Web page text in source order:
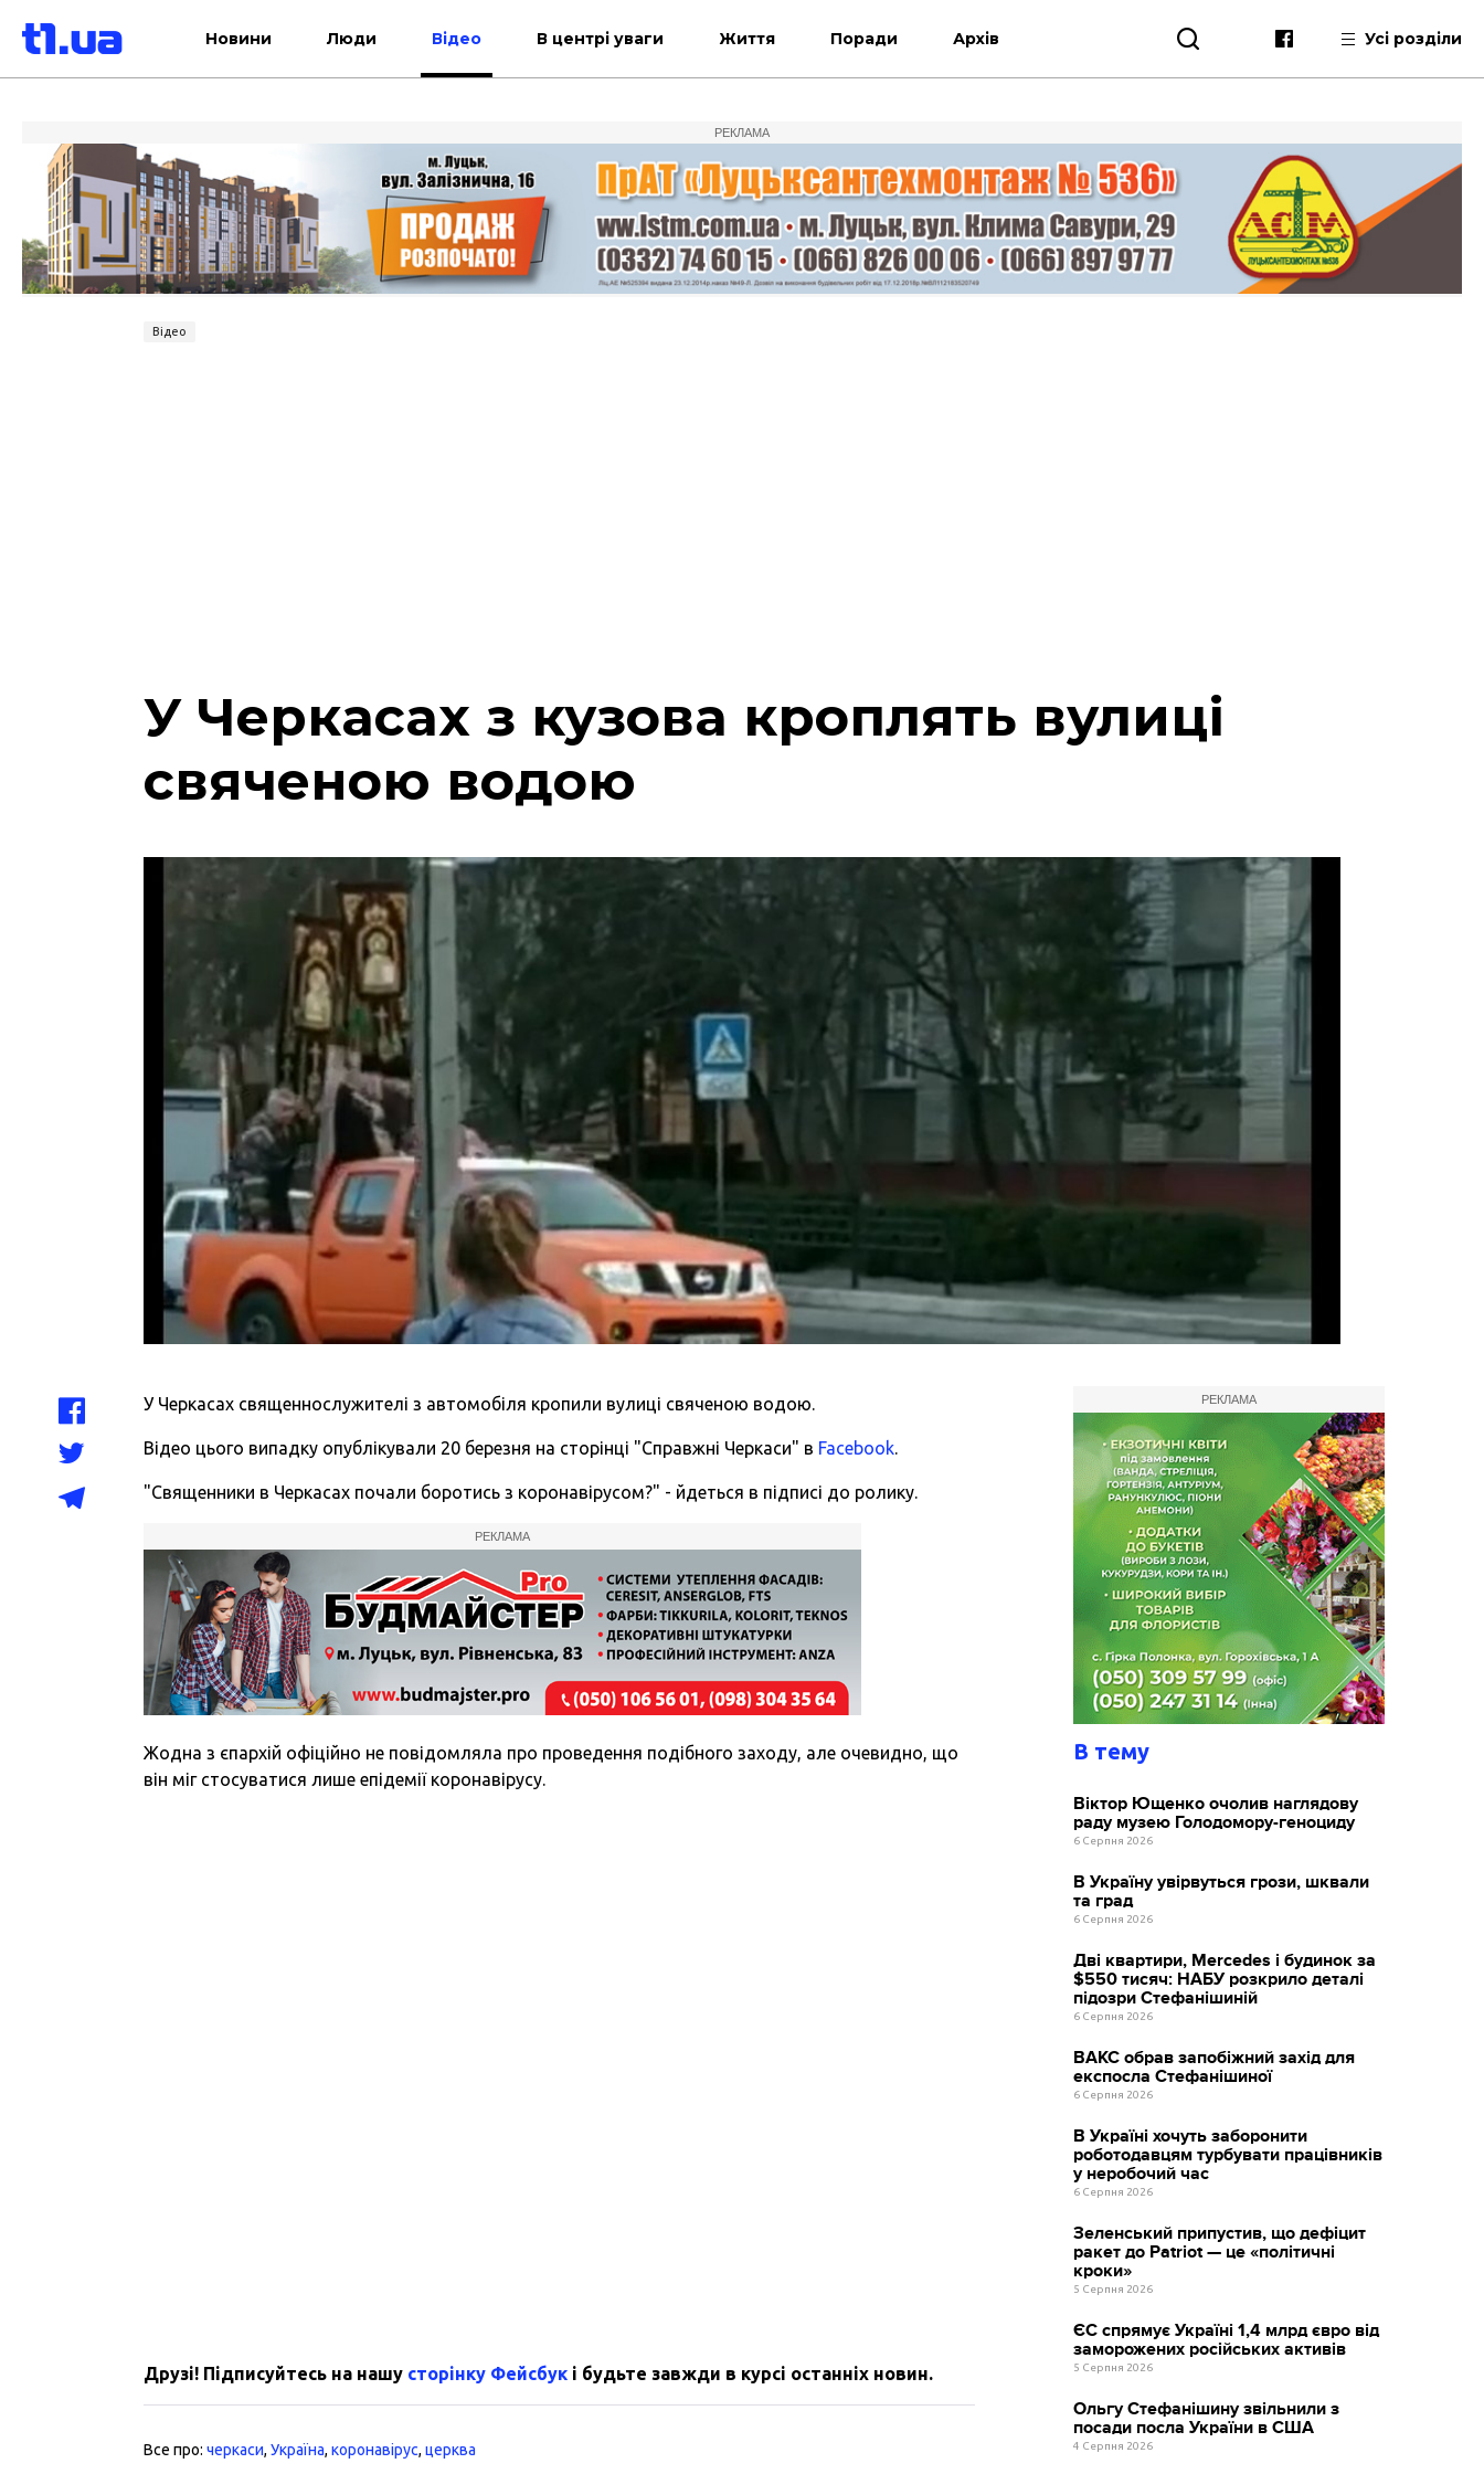
Новини Люди Відео В центрі уваги Життя Поради Архів Усі розділи
РЕКЛАМА
Відео
У Черкасах з кузова кроплять вулиці
свяченою водою
У Черкасах священнослужителі з автомобіля кропили вулиці свяченою водою.
Відео цього випадку опублікували 20 березня на сторінці "Справжні Черкаси" в Facebook.
"Священники в Черкасах почали боротись з коронавірусом?" - йдеться в підписі до ролику.
РЕКЛАМА
Жодна з єпархій офіційно не повідомляла про проведення подібного заходу, але очевидно, що
він міг стосуватися лише епідемії коронавірусу.
Друзі! Підписуйтесь на нашу сторінку Фейсбук і будьте завжди в курсі останніх новин.
Все про:черкаси,Україна,коронавірус,церква
РЕКЛАМА
В тему
Віктор Ющенко очолив наглядову
раду музею Голодомору-геноциду
6 Серпня 2026
В Україну увірвуться грози, шквали
та град
6 Серпня 2026
Дві квартири, Mercedes і будинок за
$550 тисяч: НАБУ розкрило деталі
підозри Стефанішиній
6 Серпня 2026
ВАКС обрав запобіжний захід для
експосла Стефанішиної
6 Серпня 2026
В Україні хочуть заборонити
роботодавцям турбувати працівників
у неробочий час
6 Серпня 2026
Зеленський припустив, що дефіцит
ракет до Patriot — це «політичні
кроки»
5 Серпня 2026
ЄС спрямує Україні 1,4 млрд євро від
заморожених російських активів
5 Серпня 2026
Ольгу Стефанішину звільнили з
посади посла України в США
4 Серпня 2026